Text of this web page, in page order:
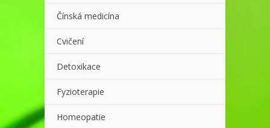
Čínská medicína
Cvičení
Detoxikace
Fyzioterapie
Homeopatie